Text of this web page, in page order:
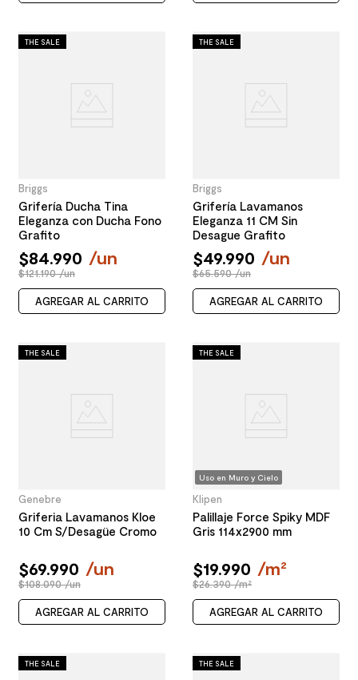
THE SALE
Briggs
Grifería Ducha Tina
Eleganza con Ducha Fono
Grafito
$84.990 /un
$121.190 /un
AGREGAR AL CARRITO
THE SALE
Briggs
Grifería Lavamanos
Eleganza 11 CM Sin
Desague Grafito
$49.990 /un
$65.590 /un
AGREGAR AL CARRITO
THE SALE
Genebre
Griferia Lavamanos Kloe
10 Cm S/Desagüe Cromo
$69.990 /un
$108.090 /un
AGREGAR AL CARRITO
THE SALE
Uso en Muro y Cielo
Klipen
Palillaje Force Spiky MDF
Gris 114x2900 mm
$19.990 /m²
$26.390 /m²
AGREGAR AL CARRITO
THE SALE THE SALE